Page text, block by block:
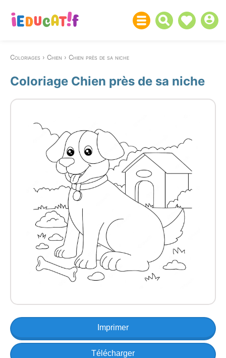
Coloriages Chien Chien près de sa niche
Coloriage Chien près de sa niche
Imprimer
Télécharger